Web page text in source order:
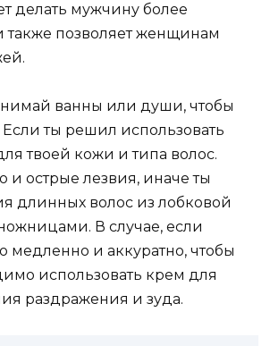
делать мужчину более
позволяет женщинам
ванны или души, чтобы
ты решил использовать
твоей кожи и типа волос.
и острые лезвия, иначе ты
длинных волос из лобковой
В случае, если
медленно и аккуратно, чтобы
использовать крем для
раздражения и зуда.